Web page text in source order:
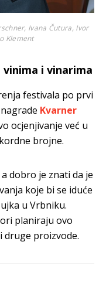
Ivana Čutura, Ivor
Klement
i vinarima
festivala po prvi
Kvarner
ocjenjivanje već u
brojne.
a dobro je znati da je
koje bi se iduće
u Vrbniku.
planiraju ovo
druge proizvode.